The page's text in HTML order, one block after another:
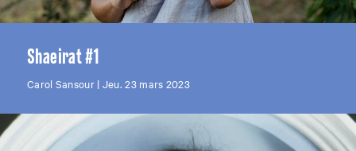
Shaeirat #1
Carol Sansour | Jeu. 23 mars 2023